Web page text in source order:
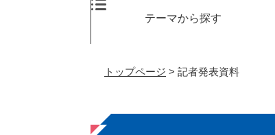
テーマから探す
トップページ > 記者発表資料
本